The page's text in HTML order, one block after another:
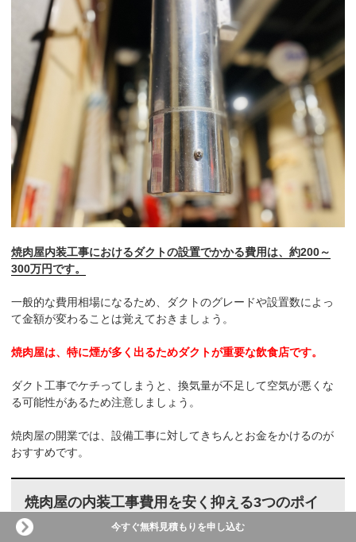
焼肉屋内装工事におけるダクトの設置でかかる費用は、約200～
300万円です。
一般的な費用相場になるため、ダクトのグレードや設置数によっ
て金額が変わることは覚えておきましょう。
焼肉屋は、特に煙が多く出るためダクトが重要な飲食店です。
ダクト工事でケチってしまうと、換気量が不足して空気が悪くな
る可能性があるため注意しましょう。
焼肉屋の開業では、設備工事に対してきちんとお金をかけるのが
おすすめです。
焼肉屋の内装工事費用を安く抑える3つのポイ
ント
今すぐ無料見積もりを申し込む